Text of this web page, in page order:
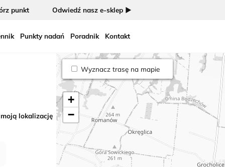
punkt Odwiedź nasz e-sklep ►
Punkty nadań Poradnik Kontakt
lokalizację
Wyznacz trasę na mapie
+
−